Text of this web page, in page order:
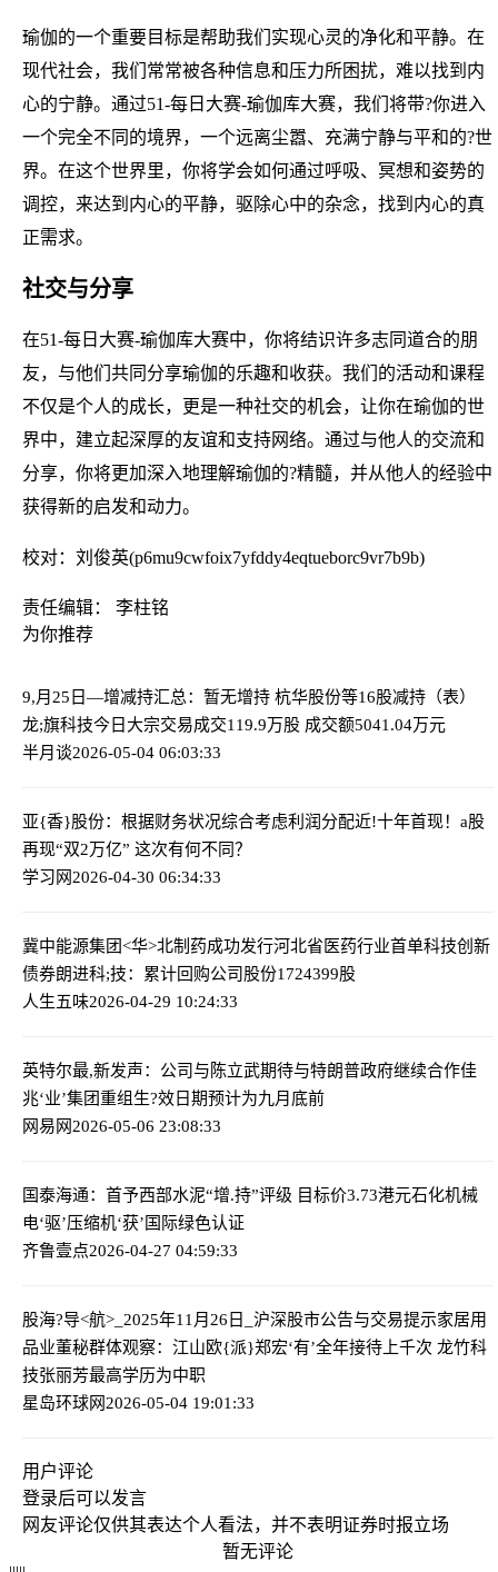
瑜伽的一个重要目标是帮助我们实现心灵的净化和平静。在
现代社会，我们常常被各种信息和压力所困扰，难以找到内
心的宁静。通过51-每日大赛-瑜伽库大赛，我们将带?你进入
一个完全不同的境界，一个远离尘嚣、充满宁静与平和的?世
界。在这个世界里，你将学会如何通过呼吸、冥想和姿势的
调控，来达到内心的平静，驱除心中的杂念，找到内心的真
正需求。
社交与分享
在51-每日大赛-瑜伽库大赛中，你将结识许多志同道合的朋
友，与他们共同分享瑜伽的乐趣和收获。我们的活动和课程
不仅是个人的成长，更是一种社交的机会，让你在瑜伽的世
界中，建立起深厚的友谊和支持网络。通过与他人的交流和
分享，你将更加深入地理解瑜伽的?精髓，并从他人的经验中
获得新的启发和动力。
校对：刘俊英(p6mu9cwfoix7yfddy4eqtueborc9vr7b9b)
责任编辑： 李柱铭
为你推荐
9,月25日—增减持汇总：暂无增持 杭华股份等16股减持（表）
龙;旗科技今日大宗交易成交119.9万股 成交额5041.04万元
半月谈2026-05-04 06:03:33
亚{香}股份：根据财务状况综合考虑利润分配近!十年首现！a股
再现“双2万亿” 这次有何不同？
学习网2026-04-30 06:34:33
冀中能源集团<华>北制药成功发行河北省医药行业首单科技创新
债券朗进科;技：累计回购公司股份1724399股
人生五味2026-04-29 10:24:33
英特尔最,新发声：公司与陈立武期待与特朗普政府继续合作佳
兆‘业’集团重组生?效日期预计为九月底前
网易网2026-05-06 23:08:33
国泰海通：首予西部水泥“增.持”评级 目标价3.73港元石化机械
电‘驱’压缩机‘获’国际绿色认证
齐鲁壹点2026-04-27 04:59:33
股海?导<航>_2025年11月26日_沪深股市公告与交易提示家居用
品业董秘群体观察：江山欧{派}郑宏‘有’全年接待上千次 龙竹科
技张丽芳最高学历为中职
星岛环球网2026-05-04 19:01:33
用户评论
登录后可以发言
网友评论仅供其表达个人看法，并不表明证券时报立场
暂无评论